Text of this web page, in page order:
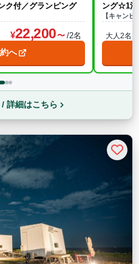
ク付／グランピング
22,200 /2名
へ
ング☆1泊
【キャン
大人2名
詳細はこちら